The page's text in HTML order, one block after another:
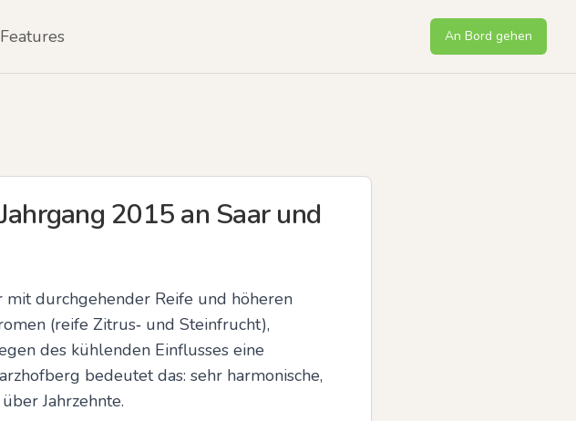
Features An Bord gehen
2015 an Saar und
mit durchgehender Reife und höheren
(reife Zitrus‑ und Steinfrucht),
des kühlenden Einflusses eine
bedeutet das: sehr harmonische,
Jahrzehnte.